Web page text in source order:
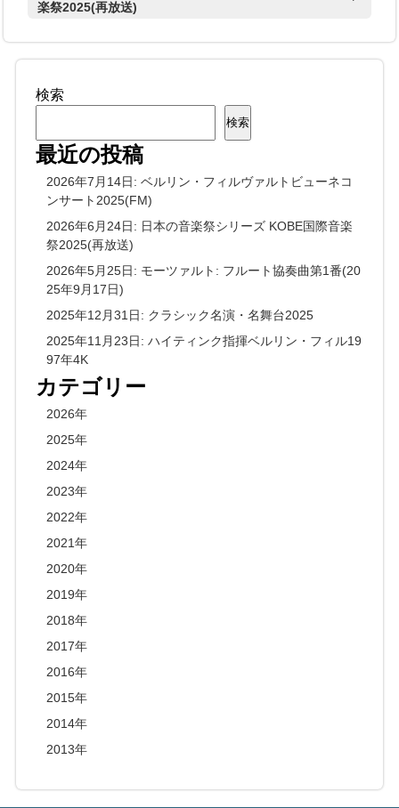
楽祭2025(再放送)
検索
検索
最近の投稿
2026年7月14日: ベルリン・フィルヴァルトビューネコ
ンサート2025(FM)
2026年6月24日: 日本の音楽祭シリーズ KOBE国際音楽
祭2025(再放送)
2026年5月25日: モーツァルト: フルート協奏曲第1番(20
25年9月17日)
2025年12月31日: クラシック名演・名舞台2025
2025年11月23日: ハイティンク指揮ベルリン・フィル19
97年4K
カテゴリー
2026年
2025年
2024年
2023年
2022年
2021年
2020年
2019年
2018年
2017年
2016年
2015年
2014年
2013年